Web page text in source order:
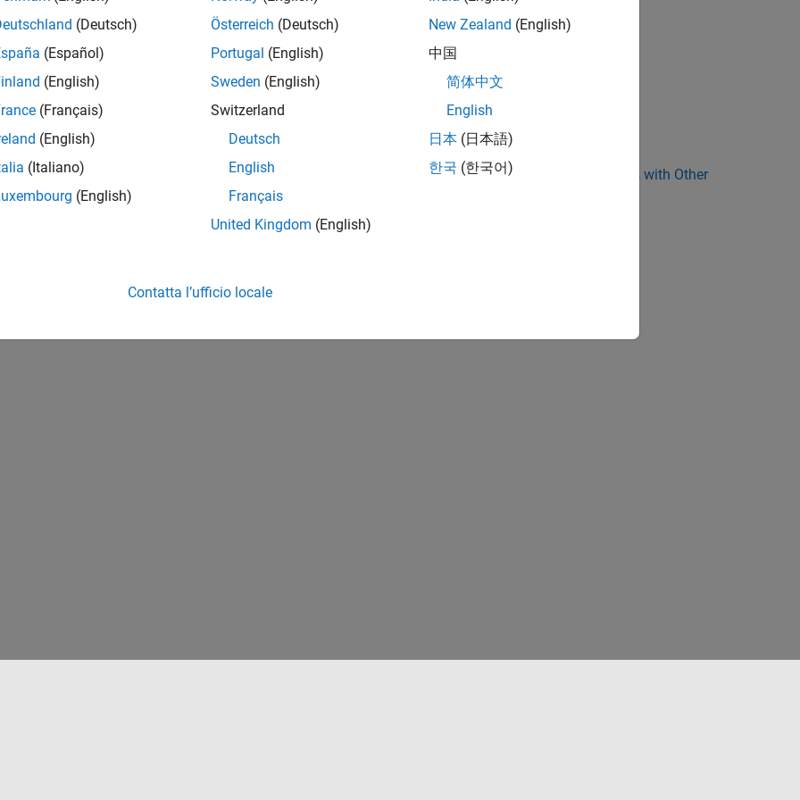
System Object on MATLAB Command Line
the MATLAB System Block
Code and Deploy the Model to the Hardware
Digital Read Block Simulation with Device Driver Blocks| Sharing Device Driver Blocks with Other
(Deutsch)
(Español)
(English)
(Français)
(English)
(Italiano)
(English)
Österreich (Deutsch)
Portugal (English)
Sweden (English)
Switzerland
Deutsch
English
Français
United Kingdom (English)
New Zealand (English)
中国
简体中文
English
日本 (日本語)
한국 (한국어)
Contatta l’ufficio locale